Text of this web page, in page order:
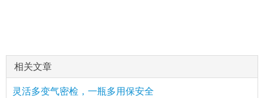
相关文章
灵活多变气密检，一瓶多用保安全